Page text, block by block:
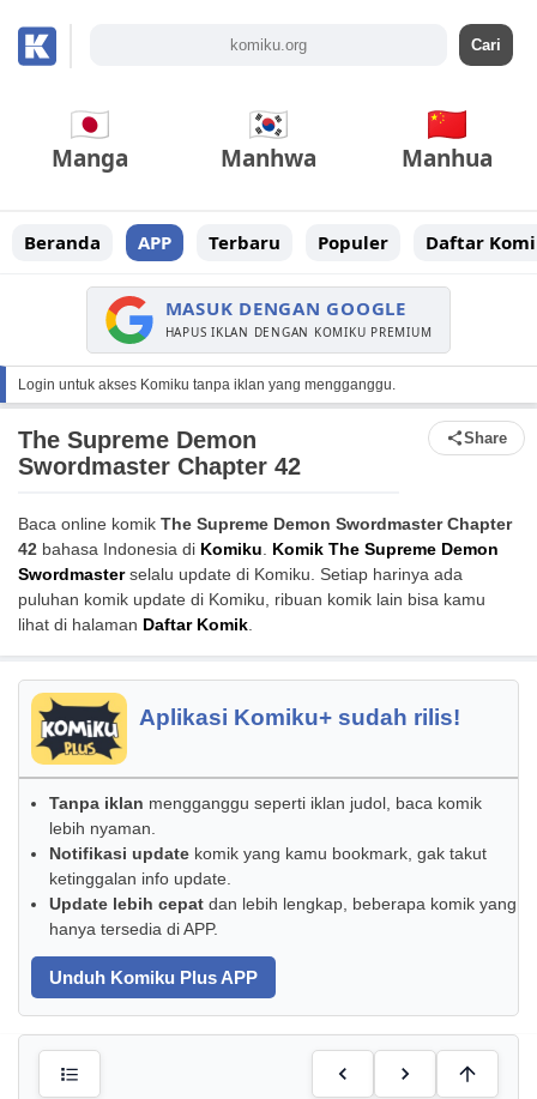
Manga Manhwa Manhua
Beranda APP Terbaru Populer Daftar
MASUK DENGAN GOOGLE
HAPUS IKLAN DENGAN KOMIKU PREMIUM
Login untuk akses Komiku tanpa iklan yang mengganggu.
The Supreme Demon
Swordmaster Chapter 42
Share
Baca online komik The Supreme Demon Swordmaster Chapter
42 bahasa Indonesia di Komiku. Komik The Supreme Demon
Swordmasterselalu update di Komiku. Setiap harinya ada
puluhan komik update di Komiku, ribuan komik lain bisa kamu
lihat di halaman Daftar Komik.
Aplikasi Komiku+ sudah rilis!
Tanpa iklan mengganggu seperti iklan judol, baca komik
lebih nyaman.
Notifikasi update komik yang kamu bookmark, gak takut
ketinggalan info update.
Update lebih cepat dan lebih lengkap, beberapa komik yang
hanya tersedia di APP.
Unduh Komiku Plus APP